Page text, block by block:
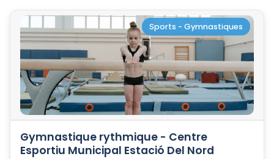
Sports - Gymnastiques
Gymnastique rythmique - Centre
Esportiu Municipal Estació Del Nord